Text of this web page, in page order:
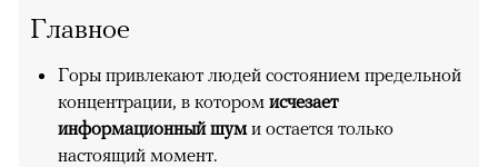
Главное
Горы привлекают людей состоянием предельной
концентрации, в котором исчезает
информационный шум и остается только
настоящий момент.